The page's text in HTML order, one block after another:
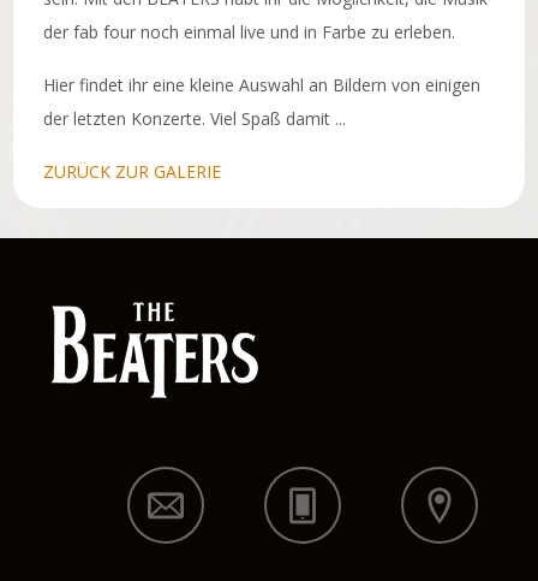
der fab four noch einmal live und in Farbe zu erleben.
Hier findet ihr eine kleine Auswahl an Bildern von einigen
der letzten Konzerte. Viel Spaß damit ...
ZURÜCK ZUR GALERIE